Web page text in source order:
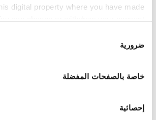
digital property where you have made
the Privacy trigger icon.
about your geographical
meters
by actively scanning it for
الموافقة
ضرورية
خاصة بالصفحات المفضلة
إحصائية
طاقم العمل